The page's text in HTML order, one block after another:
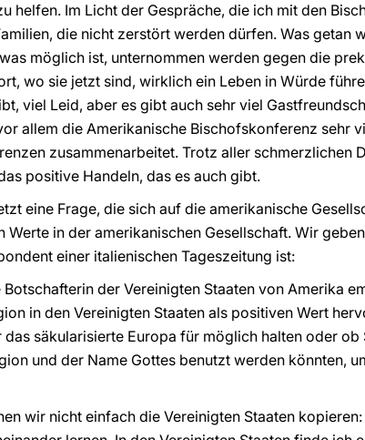
helfen. Im Licht der Gespräche, die ich mit den
die nicht zerstört werden dürfen. Was getan
möglich ist, unternommen werden gegen die
wo sie jetzt sind, wirklich ein Leben in Würde
viel Leid, aber es gibt auch sehr viel
allem die Amerikanische Bischofskonferenz sehr
zusammenarbeitet. Trotz aller schmerzlichen
positive Handeln, das es auch gibt.
eine Frage, die sich auf die amerikanische
in der amerikanischen Gesellschaft. Wir
einer italienischen Tageszeitung ist:
Botschafterin der Vereinigten Staaten von Amerika
in den Vereinigten Staaten als positiven Wert
säkularisierte Europa für möglich halten oder ob
und der Name Gottes benutzt werden könnten,
wir nicht einfach die Vereinigten Staaten